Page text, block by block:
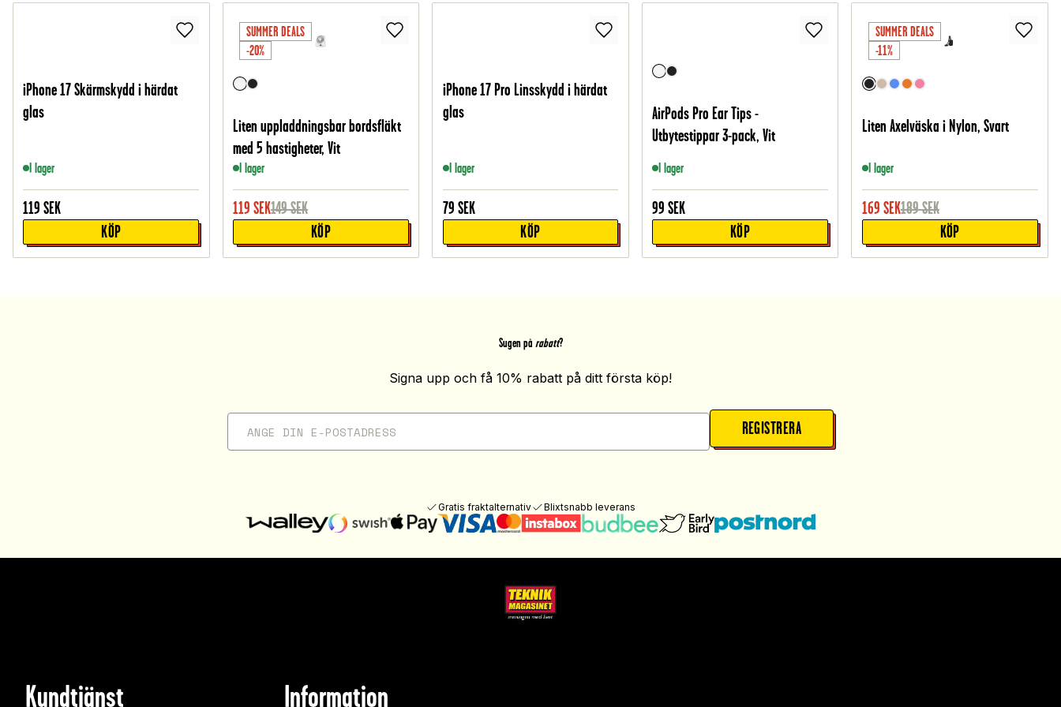
iPhone 17 Skärmskydd i härdat
glas
I lager
119 SEK
KÖP
SUMMER DEALS
-20%
Liten uppladdningsbar bordsfläkt
med 5 hastigheter, Vit
I lager
119 SEK149SEK
KÖP
iPhone 17 Pro Linsskydd i härdat
glas
I lager
79 SEK
KÖP
AirPods Pro Ear Tips -
Utbytestippar 3-pack, Vit
I lager
99 SEK
KÖP
SUMMER DEALS
-11%
Liten Axelväska i Nylon, Svart
I lager
169 SEK189SEK
KÖP
Sugen på rabatt?
Signa upp och få 10% rabatt på ditt första köp!
REGISTRERA
Gratis fraktalternativ Blixtsnabb leverans
Kundtjänst Information